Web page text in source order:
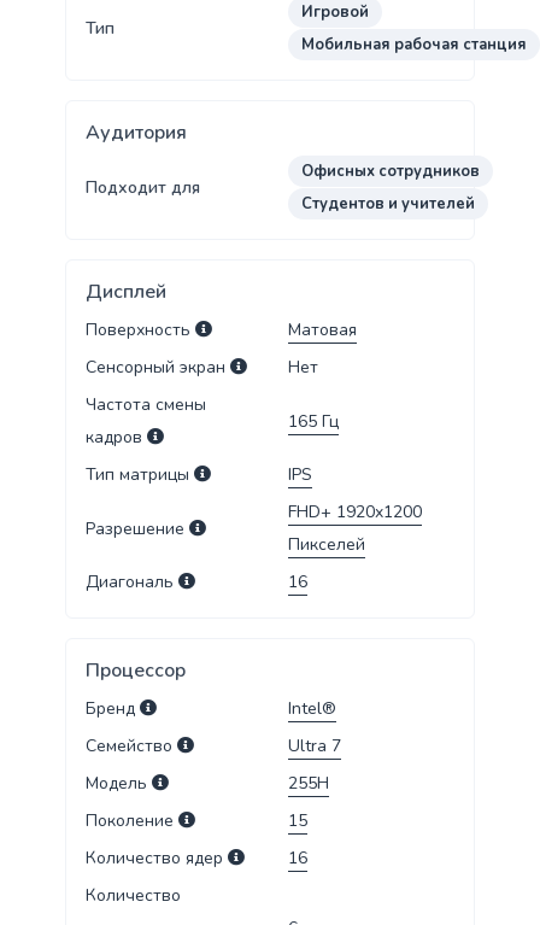
Тип
Игровой
Мобильная рабочая станция
Аудитория
Подходит для
Офисных сотрудников
Студентов и учителей
Дисплей
Поверхность
Матовая
Сенсорный экран
Нет
Частота смены
кадров
165 Гц
Тип матрицы IPS
Разрешение
FHD+ 1920x1200
Пикселей
Диагональ
16
Процессор
Бренд
Intel®
Семейство
Ultra 7
Модель
255H
Поколение
15
Количество ядер
16
Количество